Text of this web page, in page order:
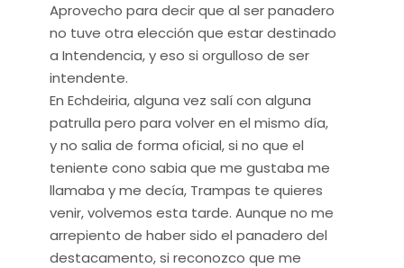
Aprovecho para decir que al ser panadero
no tuve otra elección que estar destinado
a Intendencia, y eso si orgulloso de ser
intendente.
En Echdeiria, alguna vez salí con alguna
patrulla pero para volver en el mismo día,
y no salia de forma oficial, si no que el
teniente cono sabia que me gustaba me
llamaba y me decía, Trampas te quieres
venir, volvemos esta tarde. Aunque no me
arrepiento de haber sido el panadero del
destacamento, si reconozco que me